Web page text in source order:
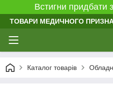
Встигни придбати
ТОВАРИ МЕДИЧНОГО
Каталог товарів